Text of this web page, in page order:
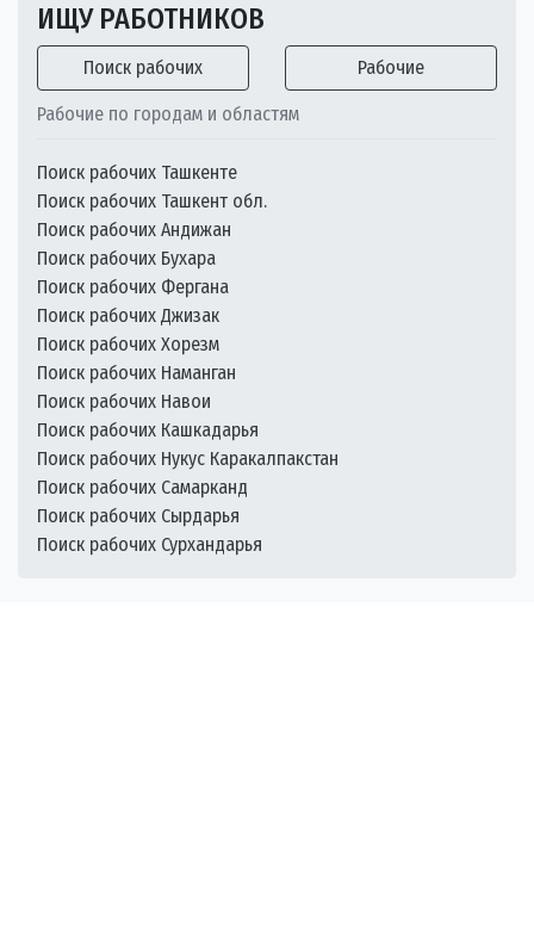
ИЩУ РАБОТНИКОВ
Поиск рабочих Рабочие
Рабочие по городам и областям
Поиск рабочих Ташкенте
Поиск рабочих Ташкент обл.
Поиск рабочих Андижан
Поиск рабочих Бухара
Поиск рабочих Фергана
Поиск рабочих Джизак
Поиск рабочих Хорезм
Поиск рабочих Наманган
Поиск рабочих Навои
Поиск рабочих Кашкадарья
Поиск рабочих Нукус Каракалпакстан
Поиск рабочих Самарканд
Поиск рабочих Сырдарья
Поиск рабочих Сурхандарья